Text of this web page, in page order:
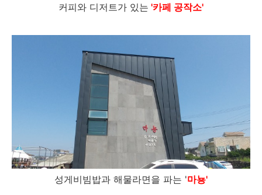
커피와 디저트가 있는 '카페 공작소'
성게비빔밥과 해물라면을 파는 '마뇽'